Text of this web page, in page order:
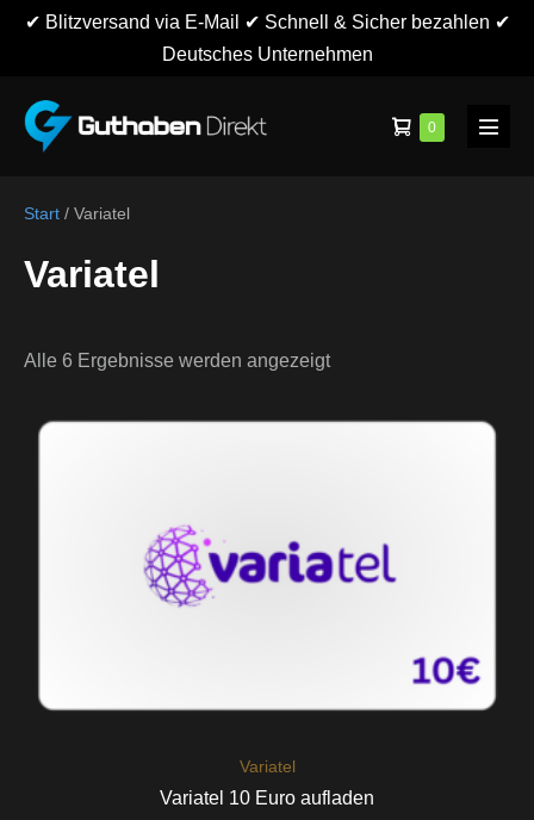
Zum✔ Blitzversand via E-Mail ✔ Schnell & Sicher bezahlen ✔
Deutsches Unternehmen
Warenkorb
0Elemente
Start / Variatel
Variatel
Alle 6 Ergebnisse werden angezeigt
Variatel
Variatel 10 Euro aufladen